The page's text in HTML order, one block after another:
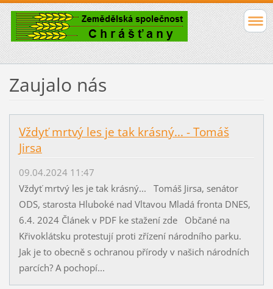
Zaujalo nás
Vždyť mrtvý les je tak krásný... - Tomáš
Jirsa
09.04.2024 11:47
Vždyť mrtvý les je tak krásný... Tomáš Jirsa, senátor
ODS, starosta Hluboké nad Vltavou Mladá fronta DNES,
6.4. 2024 Článek v PDF ke stažení zde Občané na
Křivoklátsku protestují proti zřízení národního parku.
Jak je to obecně s ochranou přírody v našich národních
parcích? A pochopí...